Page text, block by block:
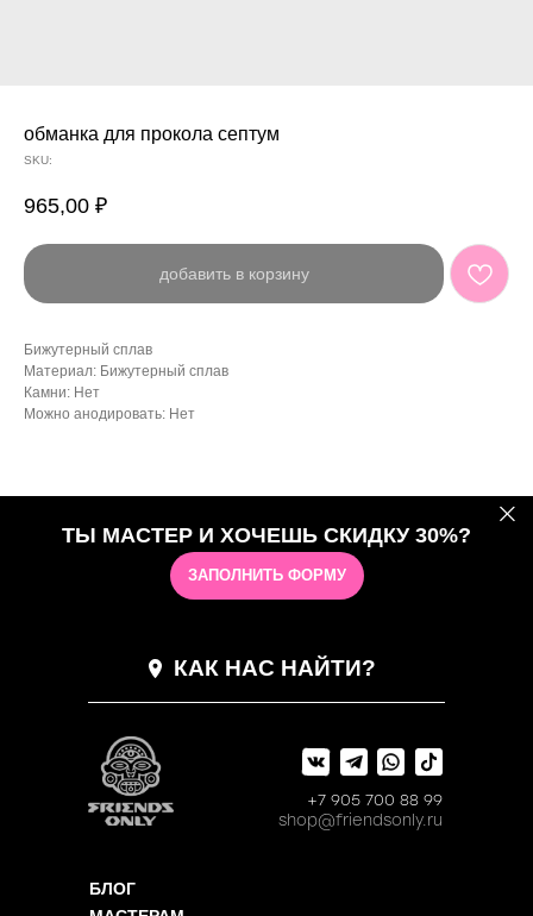
обманка для прокола септум
SKU:
965,00 ₽
добавить в корзину
Бижутерный сплав
Материал: Бижутерный сплав
Камни: Нет
Можно анодировать: Нет
ТЫ МАСТЕР И ХОЧЕШЬ СКИДКУ 30%?
ЗАПОЛНИТЬ ФОРМУ
БЛОГ
КАК НАС НАЙТИ?
shop@friendsonly.ru
+7 905 700 88 99